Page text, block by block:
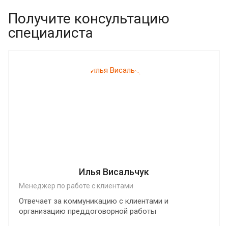
Получите консультацию
специалиста
Илья Висальчук
Менеджер по работе с клиентами
Отвечает за коммуникацию с клиентами и
организацию преддоговорной работы